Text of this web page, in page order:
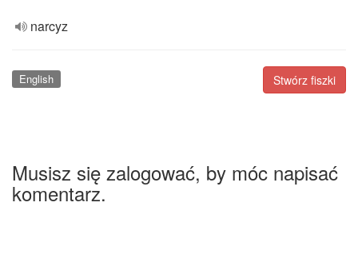
narcyz
Stwórz fiszki
English
Musisz się zalogować, by móc napisać
komentarz.